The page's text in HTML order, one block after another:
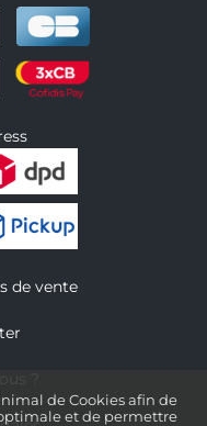
de Cookies afin de
et de permettre
de vente